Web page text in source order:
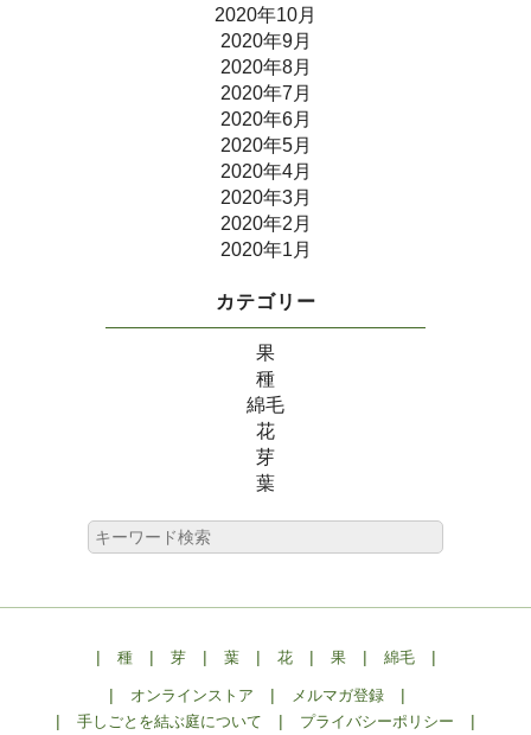
2020年10月
2020年9月
2020年8月
2020年7月
2020年6月
2020年5月
2020年4月
2020年3月
2020年2月
2020年1月
カテゴリー
果
種
綿毛
花
芽
葉
| 種| 芽| 葉| 花| 果| 綿毛|
| オンラインストア | メルマガ登録 |
| 手しごとを結ぶ庭について | プライバシーポリシー |